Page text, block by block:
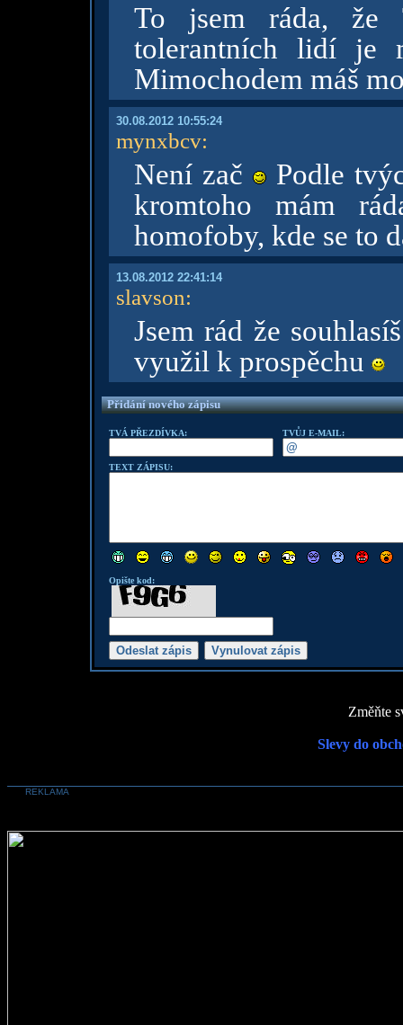
To jsem ráda,
tolerantních lidí je
Mimochodem máš
30.08.2012 10:55:24
mynxbcv:
Není zač
Podle
kromtoho mám
homofoby, kde se to
13.08.2012 22:41:14
slavson:
Jsem rád že
využil k prospěchu
Přidání nového zápisu
TVÁ PŘEZDÍVKA: TVŮJ E-MAIL:
TEXT ZÁPISU:
Opište kod:
Změňte
Slevy do
REKLAMA